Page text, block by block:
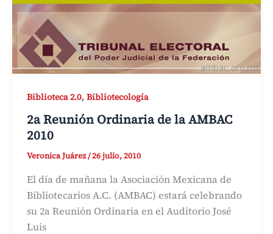
Biblioteca 2.0, Bibliotecología
2a Reunión Ordinaria de la AMBAC
2010
Veronica Juárez/26 julio, 2010
El día de mañana la Asociación Mexicana de
Bibliotecarios A.C. (AMBAC) estará celebrando
su 2a Reunión Ordinaria en el Auditorio José
Luis